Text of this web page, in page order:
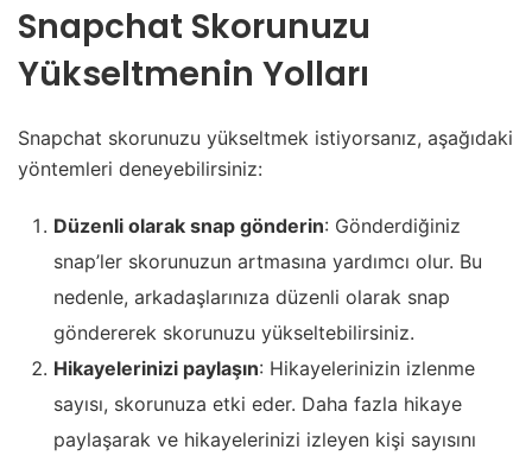
Snapchat Skorunuzu
Yükseltmenin Yolları
Snapchat skorunuzu yükseltmek istiyorsanız, aşağıdaki
yöntemleri deneyebilirsiniz:
Düzenli olarak snap gönderin: Gönderdiğiniz
snap’ler skorunuzun artmasına yardımcı olur. Bu
nedenle, arkadaşlarınıza düzenli olarak snap
göndererek skorunuzu yükseltebilirsiniz.
Hikayelerinizi paylaşın: Hikayelerinizin izlenme
sayısı, skorunuza etki eder. Daha fazla hikaye
paylaşarak ve hikayelerinizi izleyen kişi sayısını